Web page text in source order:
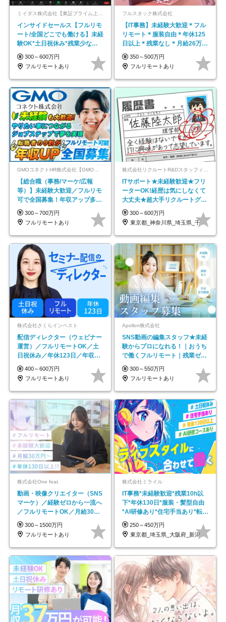
ミイダス株式会社【東証プライム上場パーソルグループ】
インサイドセールス【フルリモ
ート/全国どこでも働ける】未経
験OK*土日祝休み*残業少なめ*
在宅勤務手当あり
300～600万円
フルリモートあり
フルスタック株式会社
【IT事務】未経験大歓迎＊フル
リモート＊服装自由＊年休125
日以上＊残業なし＊月給26万円
以上
350～500万円
フルリモートあり
GMOコネクトHR株式会社【GMOインターネットグループ】
【総合職（事務/マーケ/広報
等）】未経験大歓迎／フルリモ
可で全国募集！年収アップ多数
★年休最大130日★
300～700万円
フルリモートあり
ITサポート★未経験歓迎★フリ
ーターOK!経歴は気にしなくて
大丈夫★超大手リクルートグル
ープの正社員/sg
300～600万円
東京都_神奈川県_埼玉県_千葉県_大阪府…
株式会社さくらインベスト
配信ディレクター（ウェビナー
運営）／フルリモートOK／土
日祝休み／年休123日／年収
600万円可
400～600万円
フルリモートあり
Apollon株式会社
SNS動画の編集スタッフ★未経
験からプロになれる！｜おうち
で働くフルリモート｜残業ゼロ
で18時退勤◎
300～550万円
フルリモートあり
株式会社One feat.
動画・映像クリエイター（SNS
マーケ）／経験ゼロから一流へ
／フルリモートOK／月給30万
円～／年休130日以上
300～1500万円
フルリモートあり
株式会社ミライル
IT事務*未経験歓迎*残業10h以
下*年休130日*服装・髪型自由
*AI研修あり*住宅手当あり*転勤
なし
250～450万円
東京都_埼玉県_大阪府_新潟県_福岡県